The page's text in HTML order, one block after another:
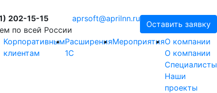
202-15-15
по всей России
aprsoft@aprilnn.ru
Оставить заявку
Корпоративным
клиентам
Расширения
1С
МероприятияО компании
О компании
Специалисты
Наши
проекты